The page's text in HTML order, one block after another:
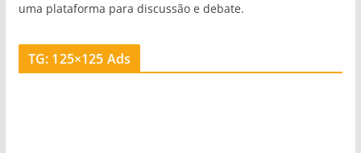
uma plataforma para discussão e debate.
TG: 125×125 Ads